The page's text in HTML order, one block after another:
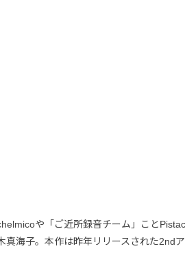
や「ご近所録音チーム」こと
真海子。本作は昨年リリースされた2nd